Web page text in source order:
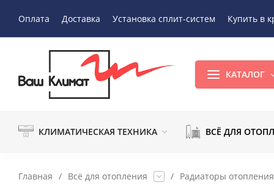
Оплата Доставка Установка сплит-систем Купить в
КАТАЛОГ
КЛИМАТИЧЕСКАЯ ТЕХНИКА ВСЁ ДЛЯ
Главная / Всё для отопления / Радиаторы отопления